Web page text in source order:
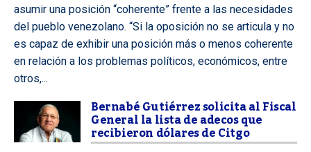
asumir una posición “coherente” frente a las necesidades
del pueblo venezolano. “Si la oposición no se articula y no
es capaz de exhibir una posición más o menos coherente
en relación a los problemas políticos, económicos, entre
otros,...
Bernabé Gutiérrez solicita al Fiscal
General la lista de adecos que
recibieron dólares de Citgo